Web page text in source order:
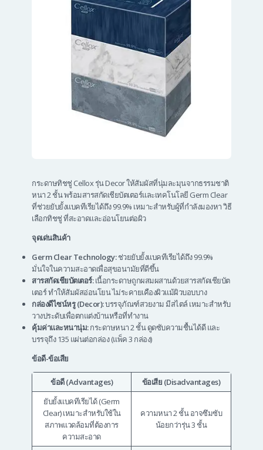
กระดาษทิชชู่ Cellox รุ่น Decor ให้สัมผัสที่นุ่มละมุนจากธรรมชาติ
หนา 2 ชั้น พร้อมสารสกัดเชียบัตเตอร์และเทคโนโลยี Germ Clear
ที่ช่วยยับยั้งแบคทีเรียได้ถึง 99.9% เหมาะสำหรับผู้ที่กำลังมองหา วิธี
เลือกทิชชู่ ที่สะอาดและอ่อนโยนต่อผิว
จุดเด่นสินค้า
Germ Clear Technology:ช่วยยับยั้งแบคทีเรียได้ถึง 99.9%
มั่นใจในความสะอาดเพื่อสุขอนามัยที่ดีขึ้น
สารสกัดเชียบัตเตอร์:เนื้อกระดาษถูกผสมผสานด้วยสารสกัดเชียบัต
เตอร์ ทำให้สัมผัสอ่อนโยน ไม่ระคายเคืองผิวแม้ผิวบอบบาง
กล่องดีไซน์หรู (Decor):บรรจุภัณฑ์สวยงาม มีสไตล์ เหมาะสำหรับ
วางประดับเพื่อตกแต่งบ้านหรือที่ทำงาน
คุ้มค่าและหนานุ่ม:กระดาษหนา 2 ชั้น ดูดซับความชื้นได้ดี และ
บรรจุถึง 135 แผ่นต่อกล่อง (แพ็ค 3 กล่อง)
ข้อดี-ข้อเสีย
ข้อดี (Advantages)
ข้อเสีย (Disadvantages)
ยับยั้งแบคทีเรียได้ (Germ
Clear) เหมาะสำหรับใช้ใน
สภาพแวดล้อมที่ต้องการ
ความสะอาด
ความหนา 2 ชั้น อาจซึมซับ
น้อยกว่ารุ่น 3 ชั้น